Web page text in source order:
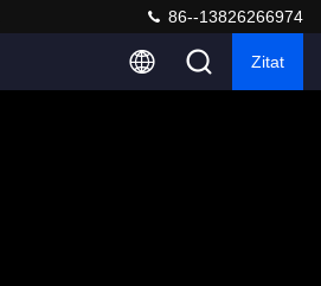
86--13826266974
Zitat